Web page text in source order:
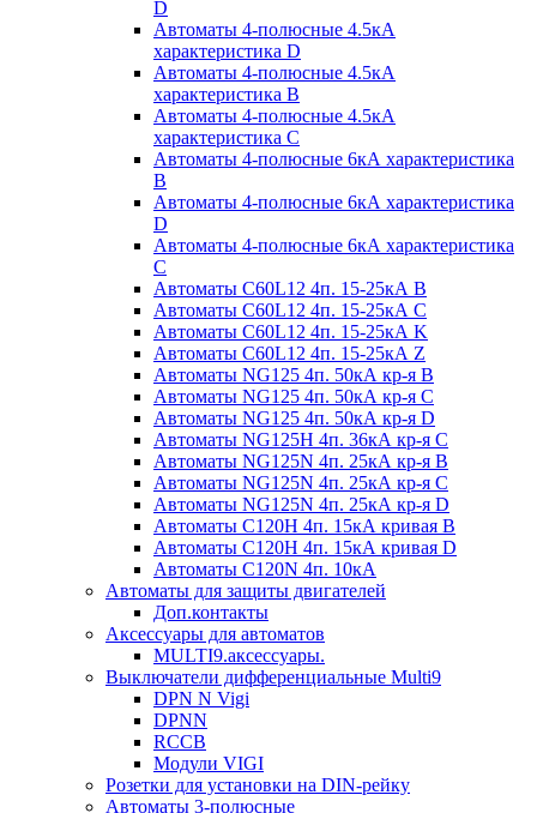
D
Автоматы 4-полюсные 4.5кА
характеристика D
Автоматы 4-полюсные 4.5кА
характеристика В
Автоматы 4-полюсные 4.5кА
характеристика С
Автоматы 4-полюсные 6кА характеристика
B
Автоматы 4-полюсные 6кА характеристика
D
Автоматы 4-полюсные 6кА характеристика
С
Автоматы C60L12 4п. 15-25кА B
Автоматы C60L12 4п. 15-25кА C
Автоматы C60L12 4п. 15-25кА K
Автоматы C60L12 4п. 15-25кА Z
Автоматы NG125 4п. 50кА кр-я B
Автоматы NG125 4п. 50кА кр-я C
Автоматы NG125 4п. 50кА кр-я D
Автоматы NG125H 4п. 36кА кр-я C
Автоматы NG125N 4п. 25кА кр-я B
Автоматы NG125N 4п. 25кА кр-я C
Автоматы NG125N 4п. 25кА кр-я D
Автоматы С120H 4п. 15кА кривая B
Автоматы С120H 4п. 15кА кривая D
Автоматы С120N 4п. 10кА
Автоматы для защиты двигателей
Доп.контакты
Аксессуары для автоматов
MULTI9.аксессуары.
Выключатели дифференциальные Multi9
DPN N Vigi
DPNN
RCCB
Модули VIGI
Розетки для установки на DIN-рейку
Автоматы 3-полюсные